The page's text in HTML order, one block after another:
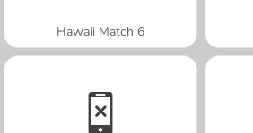
Hawaii Match 6